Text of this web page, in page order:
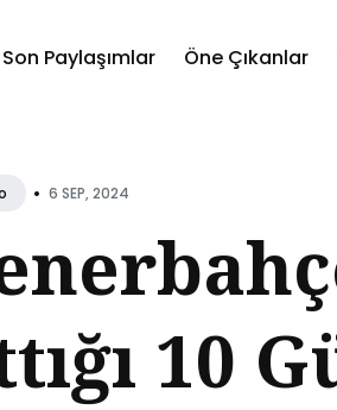
Son Paylaşımlar Öne Çıkanlar
• 6 SEP, 2024
10